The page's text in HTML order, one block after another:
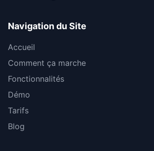
Navigation du Site
Accueil
Comment ça marche
Fonctionnalités
Démo
Tarifs
Blog